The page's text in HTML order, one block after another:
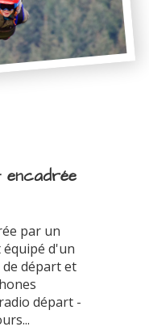
par un
d'un
départ et
départ -